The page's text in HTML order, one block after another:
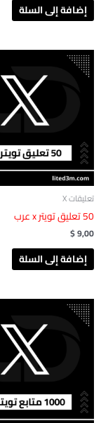
إضافة إلى السلة
تعليقات X
‎ 50تعليق تويتر x عرب‎‏‏‎
$9,00
إضافة إلى السلة